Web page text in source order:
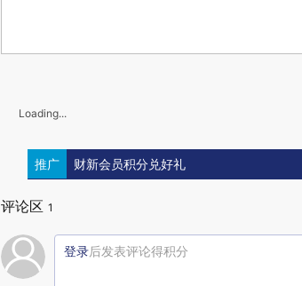
Loading...
推广 财新会员积分兑好礼
评论区 1
登录后发表评论得积分